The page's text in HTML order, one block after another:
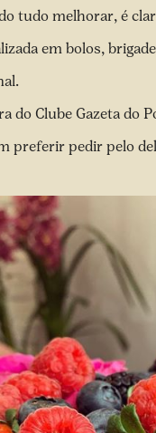
tudo melhorar, é
em bolos,
do Clube Gazeta do
preferir pedir pelo